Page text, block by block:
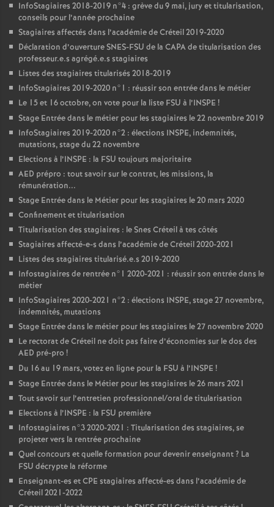
InfoStagiaires 2018-2019 n°4 : grève du 9 mai, jury et titularisation,
conseils pour l’année prochaine
Stagiaires affectés dans l’académie de Créteil 2019-2020
Déclaration d’ouvertureSNES-FSU de la CAPAde titularisation des
professeur.e.s agrégé.e.s stagiaires
Listes des stagiaires titularisés 2018-2019
InfoStagiaires 2019-2020 n°1 : réussir son entrée dans le métier
Le 15 et 16 octobre, on vote pour la liste FSU à l’INSPE !
Stage Entrée dans le métier pour les stagiaires le 22 novembre 2019
InfoStagiaires 2019-2020 n°2 : élections INSPE, indemnités,
mutations, stage du 22 novembre
Elections à l’INSPE : la FSU toujours majoritaire
AED prépro : tout savoir sur le contrat, les missions, la
rémunération...
Stage Entrée dans le Métier pour les stagiaires le 20 mars 2020
Confinement et titularisation
Titularisation des stagiaires : le Snes Créteil à tes côtés
Stagiaires affecté-e-s dans l’académie de Créteil 2020-2021
Listes des stagiaires titularisé.e.s 2019-2020
Infostagiaires de rentrée n°1 2020-2021 : réussir son entrée dans le
métier
InfoStagiaires 2020-2021 n°2 : élections INSPE, stage 27 novembre,
indemnités, mutations
Stage Entrée dans le métier pour les stagiaires le 27 novembre 2020
Le rectorat de Créteil ne doit pas faire d’économies sur le dos des
AED pré-pro !
Du 16 au 19 mars, votez en ligne pour la FSU à l’INSPE !
Stage Entrée dans le Métier pour les stagiaires le 26 mars 2021
Tout savoir sur l’entretien professionnel/oral de titularisation
Elections à l’INSPE : la FSU première
Infostagiaires n°3 2020-2021 : Titularisation des stagiaires, se
projeter vers la rentrée prochaine
Quel concours et quelle formation pour devenir enseignant? La
FSU décrypte la réforme
Enseignant-es etCPE stagiaires affecté-es dans l’académie de
Créteil 2021-2022